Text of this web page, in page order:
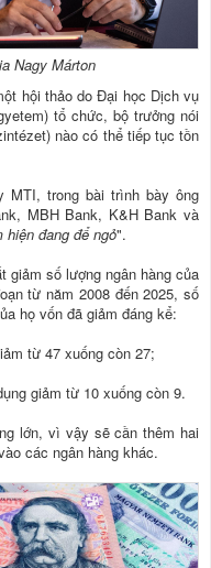
Nagy Márton
hội thảo do Đại học Dịch vụ
tổ chức, bộ trưởng nói
nào có thể tiếp tục tồn
MTI, trong bài trình bày ông
MBH Bank, K&H Bank và
đang để ngỏ".
giảm số lượng ngân hàng của
từ năm 2008 đến 2025, số
họ vốn đã giảm đáng kể:
từ 47 xuống còn 27;
giảm từ 10 xuống còn 9.
lớn, vì vậy sẽ cần thêm hai
các ngân hàng khác.